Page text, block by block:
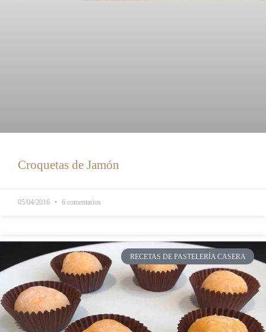
Croquetas de Jamón
05/04/2016 6 comentarios
RECETAS DE PASTELERÍA CASERA